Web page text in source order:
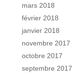
mars 2018
février 2018
janvier 2018
novembre 2017
octobre 2017
septembre 2017